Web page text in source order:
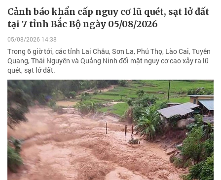
Cảnh báo khẩn cấp nguy cơ lũ quét, sạt lở đất
tại 7 tỉnh Bắc Bộ ngày 05/08/2026
05/08/2026 14:38
Trong 6 giờ tới, các tỉnh Lai Châu, Sơn La, Phú Thọ, Lào Cai, Tuyên
Quang, Thái Nguyên và Quảng Ninh đối mặt nguy cơ cao xảy ra lũ
quét, sạt lở đất.